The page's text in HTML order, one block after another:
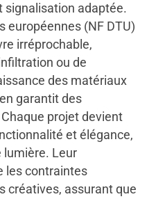
signalisation adaptée.
européennes (NF DTU)
irréprochable,
ou de
des matériaux
garantit des
projet devient
et élégance,
lumière. Leur
les contraintes
créatives, assurant que